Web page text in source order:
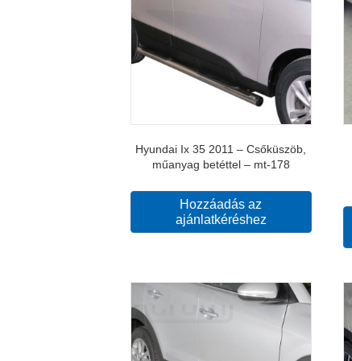
Hyundai Ix 35 2011 – Csőküszöb,
műanyag betéttel – mt-178
Hozzáadás az
ajánlatkéréshez